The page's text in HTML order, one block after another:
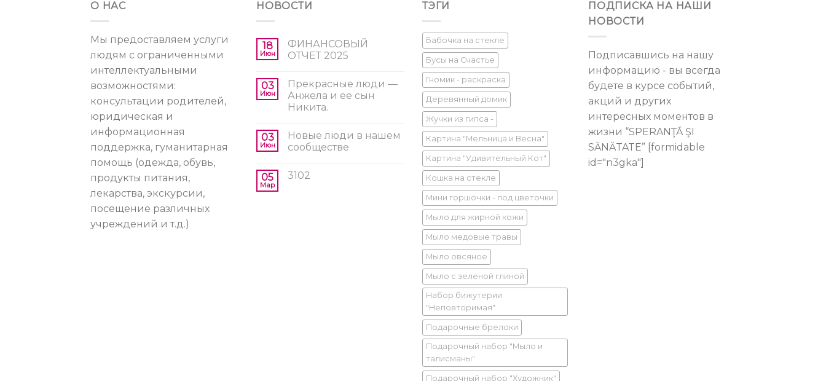
О НАС
Мы предоставляем услуги
людям с ограниченными
интеллектуальными
возможностями:
консультации родителей,
юридическая и
информационная
поддержка, гуманитарная
помощь (одежда, обувь,
продукты питания,
лекарства, экскурсии,
посещение различных
учреждений и т.д.)
НОВОСТИ
18
Июн
ФИНАНСОВЫЙ
ОТЧЕТ 2025
03
Июн
Прекрасные люди —
Анжела и ее сын
Никита.
03
Июн
Новые люди в нашем
сообществе
05
Мар
3102
ТЭГИ
Бабочка на стекле
Бусы на Счастье
Гномик - раскраска
Деревянный домик
Жучки из гипса -
Картина "Мельница и Весна"
Картина "Удивительный Кот"
Кошка на стекле
Мини горшочки - под цветочки
Мыло для жирной кожи
Мыло медовые травы
Мыло овсяное
Мыло с зеленой глиной
Набор бижутерии
"Неповторимая"
Подарочные брелоки
Подарочный набор "Мыло и
талисманы"
Подарочный набор "Художник"
ПОДПИСКА НА НАШИ
НОВОСТИ
Подписавшись на нашу
информацию - вы всегда
будете в курсе событий,
акций и других
интересных моментов в
жизни “SPERANŢĂ ŞI
SĂNĂTATE” [formidable
id="n3gka"]